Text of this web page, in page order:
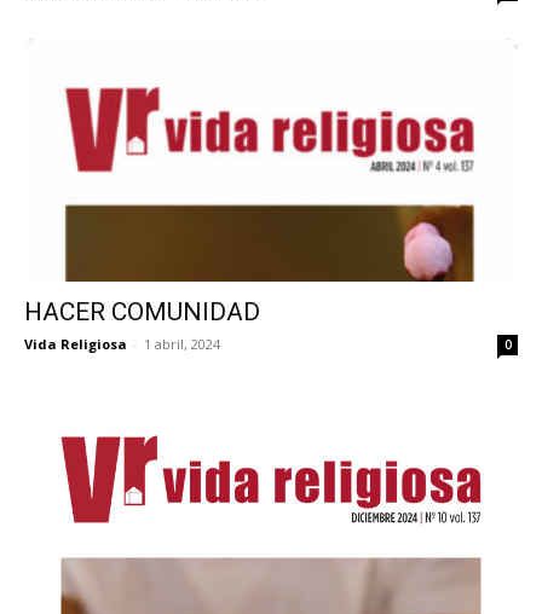
HACER COMUNIDAD
Vida Religiosa - 1 abril, 2024 0